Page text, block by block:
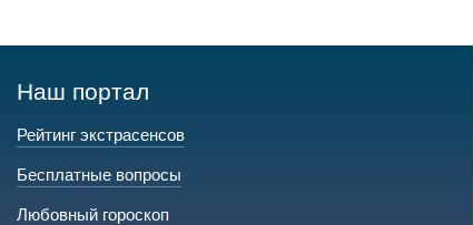
Наш портал
Рейтинг экстрасенсов
Бесплатные вопросы
Любовный гороскоп